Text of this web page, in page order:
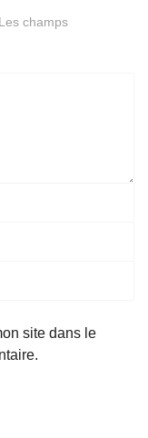
Les champs
site dans le